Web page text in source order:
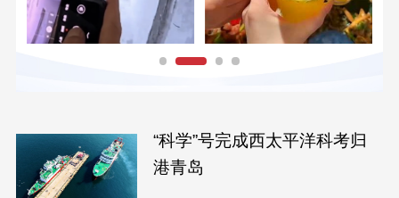
“科学”号完成西太平洋科考归
港青岛